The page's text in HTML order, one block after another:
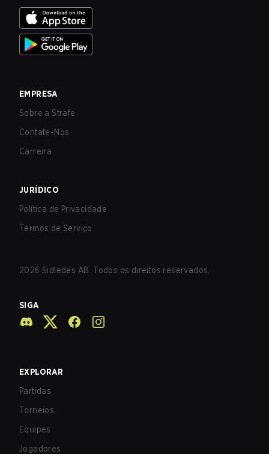
EMPRESA
Sobre a Strafe
Contate-Nos
Carreira
JURÍDICO
Política de Privacidade
Termos de Serviço
2026 Sidledes AB. Todos os direitos reservados.
SIGA
EXPLORAR
Partidas
Torneios
Equipes
Jogadores